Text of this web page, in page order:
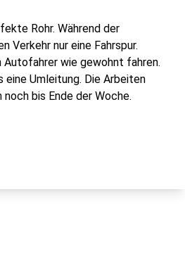
Rohr. Während der
Verkehr nur eine Fahrspur.
wie gewohnt fahren.
Umleitung. Die Arbeiten
bis Ende der Woche.